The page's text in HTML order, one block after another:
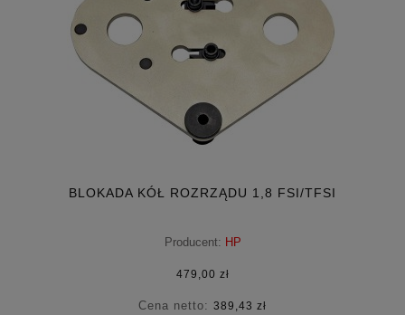
BLOKADA KÓŁ ROZRZĄDU 1,8 FSI/TFSI
Producent: HP
479,00 zł
Cena netto: 389,43 zł